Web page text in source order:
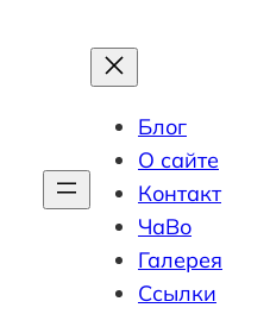
Блог
О сайте
Контакт
ЧаВо
Галерея
Ссылки